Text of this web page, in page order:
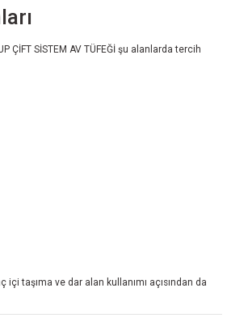
ÇİFT SİSTEM AV TÜFEĞİ şu alanlarda tercih
içi taşıma ve dar alan kullanımı açısından da